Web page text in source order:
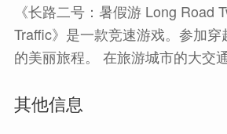
《长路二号：暑假游 Long Road
Traffic》是一款竞速游戏。参加
的美丽旅程。 在旅游城市的大交
车！
其他信息